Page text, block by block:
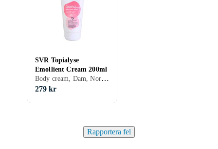
SVR Topialyse
Emollient Cream 200ml
Body cream, Dam, Normal, Blandad, Torr, Känslig, Närande
279 kr
Rapportera fel